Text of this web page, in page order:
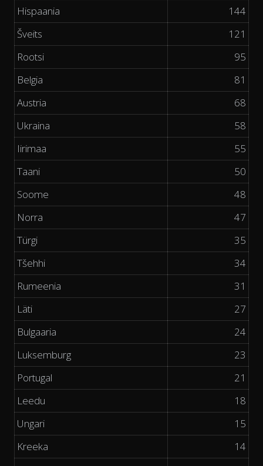
Hispaania
144
Šveits
121
Rootsi
95
Belgia
81
Austria
68
Ukraina
58
Iirimaa
55
Taani
50
Soome
48
Norra
47
Türgi
35
Tšehhi
34
Rumeenia
31
Läti
27
Bulgaaria
24
Luksemburg
23
Portugal
21
Leedu
18
Ungari
15
Kreeka
14